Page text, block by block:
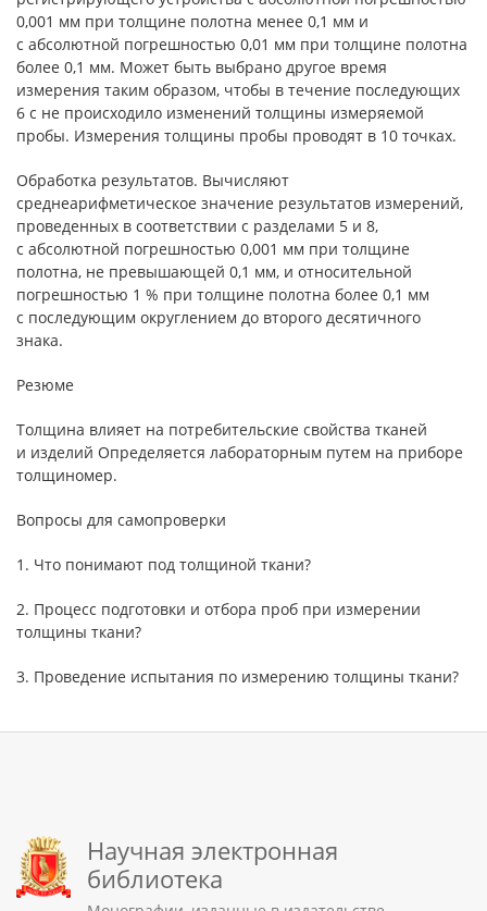
0,001 мм при толщине полотна менее 0,1 мм и
с абсолютной погрешностью 0,01 мм при толщине полотна
более 0,1 мм. Может быть выбрано другое время
измерения таким образом, чтобы в течение последующих
6 с не происходило изменений толщины измеряемой
пробы. Измерения толщины пробы проводят в 10 точках.
Обработка результатов. Вычисляют
среднеарифметическое значение результатов измерений,
проведенных в соответствии с разделами 5 и 8,
с абсолютной погрешностью 0,001 мм при толщине
полотна, не превышающей 0,1 мм, и относительной
погрешностью 1 % при толщине полотна более 0,1 мм
с последующим округлением до второго десятичного
знака.
Резюме
Толщина влияет на потребительские свойства тканей
и изделий Определяется лабораторным путем на приборе
толщиномер.
Вопросы для самопроверки
1. Что понимают под толщиной ткани?
2. Процесс подготовки и отбора проб при измерении
толщины ткани?
3. Проведение испытания по измерению толщины ткани?
Научная электронная
библиотека